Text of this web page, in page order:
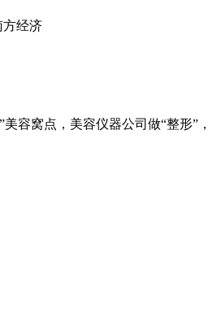
方经济
窝点，美容仪器公司做“整形”，